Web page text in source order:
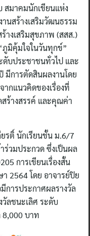
สมาคมนักเขียนแห่ง
นสร้างเสริมวัฒนธรรม
างเสริมสุขภาพ (สสส.)
ภูมิคุ้มใจในวันทุกข์”
ดับประชาชนทั่วไป และ
มีการตัดสินผลงานโดย
กแนวคิดของเรื่องที่
ร้างสรรค์ และคุณค่า
รติ์ นักเรียนชั้น ม.6/7
ร่วมประกวด ซึ่งเป็นผล
การเขียนเรื่องสั้น
2564 โดย อาจารย์ปิย
การประกาศผลรางวัล
วัลชนะเลิศ ระดับ
8,000 บาท